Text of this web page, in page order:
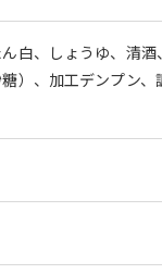
白、しょうゆ、清
）、加工デンプン